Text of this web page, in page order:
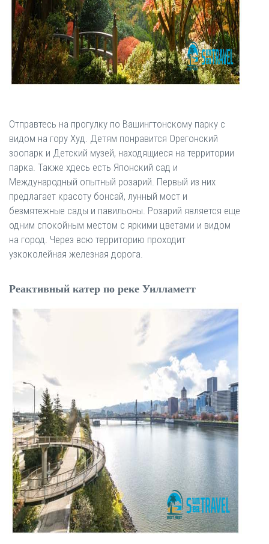
Отправтесь на прогулку по Вашингтонскому парку с
видом на гору Худ. Детям понравится Орегонский
зоопарк и Детский музей, находящиеся на территории
парка. Также хдесь есть Японский сад и
Международный опытный розарий. Первый из них
предлагает красоту бонсай, лунный мост и
безмятежные сады и павильоны. Розарий является еще
одним спокойным местом с яркими цветами и видом
на город. Через всю территорию проходит
узкоколейная железная дорога.
Реактивный катер по реке Уилламетт